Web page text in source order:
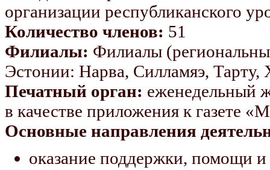
организации республиканского
Количество членов: 51
Филиалы: Филиалы
Эстонии: Нарва, Силламяэ, Тарту,
Печатный орган: еженедельный
в качестве приложения к газете
Основные направления
оказание поддержки, помощи и